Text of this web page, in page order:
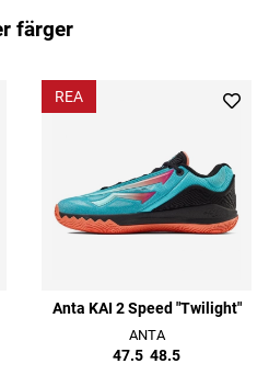
färger
REA
Anta KAI 2 Speed "Twilight"
ANTA
47.5 48.5